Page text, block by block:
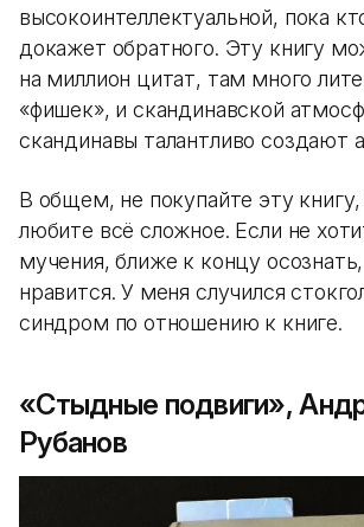
высокоинтеллектуальной, пока
докажет обратного. Эту книгу
на миллион цитат, там много
«фишек», и скандинавской
скандинавы талантливо создают
В общем, не покупайте эту книгу,
любите всё сложное. Если не
мучения, ближе к концу
нравится. У меня случился
синдром по отношению к книге.
«Стыдные подвиги»,
Рубанов